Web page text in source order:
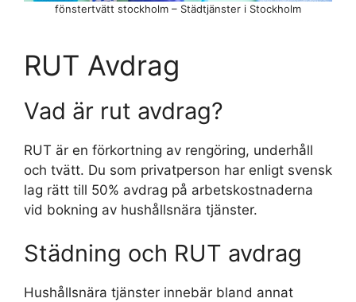
RUT Avdrag
Vad är rut avdrag?
RUT är en förkortning av rengöring, underhåll
och tvätt. Du som privatperson har enligt svensk
lag rätt till 50% avdrag på arbetskostnaderna
vid bokning av hushållsnära tjänster.
Städning och RUT avdrag
Hushållsnära tjänster innebär bland annat
fönstertvätt stockholm – Städtjänster i Stockholm